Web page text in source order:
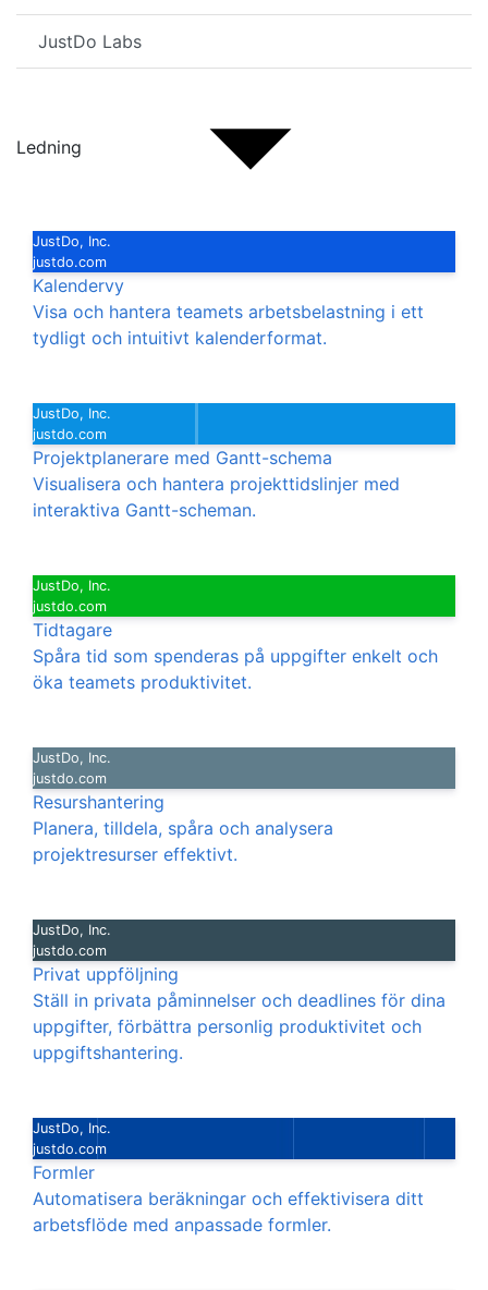
JustDo Labs
Ledning
JustDo, Inc.
justdo.com
Kalendervy
Visa och hantera teamets arbetsbelastning i ett
tydligt och intuitivt kalenderformat.
JustDo, Inc.
justdo.com
Projektplanerare med Gantt-schema
Visualisera och hantera projekttidslinjer med
interaktiva Gantt-scheman.
JustDo, Inc.
justdo.com
Tidtagare
Spåra tid som spenderas på uppgifter enkelt och
öka teamets produktivitet.
JustDo, Inc.
justdo.com
Resurshantering
Planera, tilldela, spåra och analysera
projektresurser effektivt.
JustDo, Inc.
justdo.com
Privat uppföljning
Ställ in privata påminnelser och deadlines för dina
uppgifter, förbättra personlig produktivitet och
uppgiftshantering.
JustDo, Inc.
justdo.com
Formler
Automatisera beräkningar och effektivisera ditt
arbetsflöde med anpassade formler.